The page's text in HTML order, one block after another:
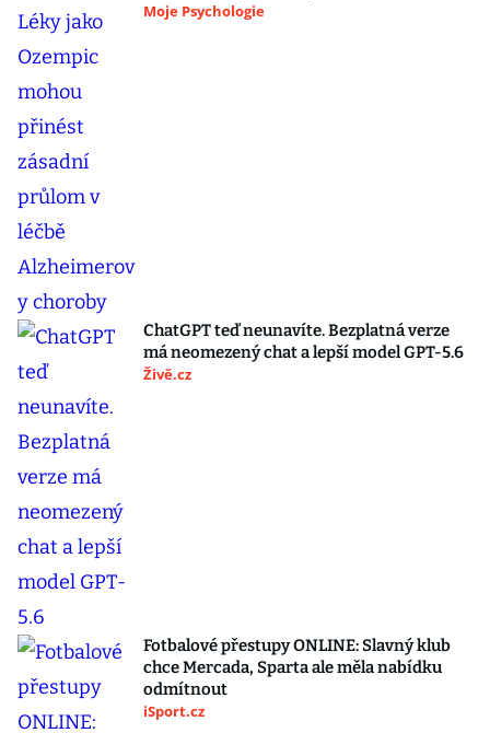
Moje Psychologie
ChatGPT teď neunavíte. Bezplatná verze
má neomezený chat a lepší model GPT-5.6
Živě.cz
Fotbalové přestupy ONLINE: Slavný klub
chce Mercada, Sparta ale měla nabídku
odmítnout
iSport.cz